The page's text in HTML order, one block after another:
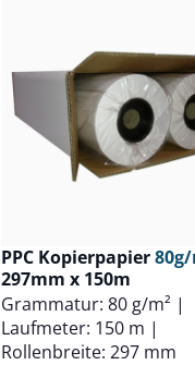
PPC Kopierpapier80g/
297mm x 150m
Grammatur: 80 g/m² |
Laufmeter: 150 m |
Rollenbreite: 297 mm